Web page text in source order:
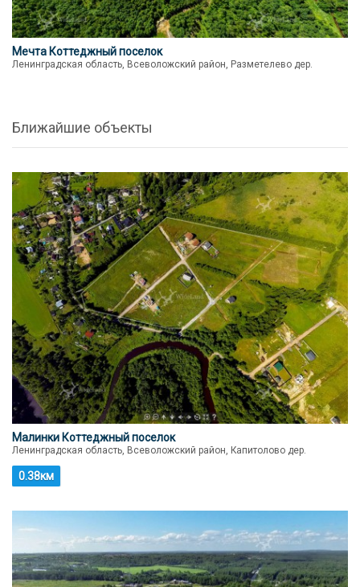
Мечта Коттеджный поселок
Ленинградская область, Всеволожский район, Разметелево дер.
Ближайшие объекты
Малинки Коттеджный поселок
Ленинградская область, Всеволожский район, Капитолово дер.
0.38км